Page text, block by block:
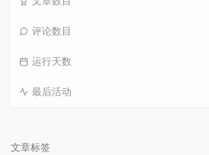
评论数目
运行天数
最后活动
文章标签